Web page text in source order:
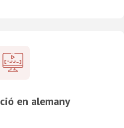
en alemany